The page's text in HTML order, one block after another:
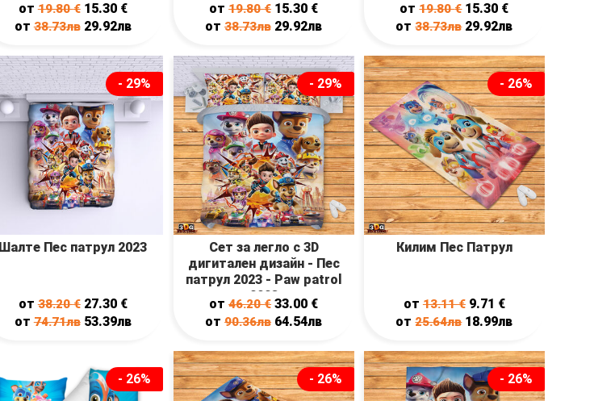
от19.80€ 15.30 €
от38.73лв 29.92лв
от19.80€ 15.30 €
от38.73лв 29.92лв
от19.80€ 15.30 €
от38.73лв 29.92лв
- 29%
Шалте Пес патрул 2023
от38.20€ 27.30 €
от74.71лв 53.39лв
- 29%
Сет за легло с 3D
дигитален дизайн - Пес
патрул 2023 - Paw patrol
2023
от46.20€ 33.00 €
от90.36лв 64.54лв
- 26%
Килим Пес Патрул
от13.11€ 9.71 €
от25.64лв 18.99лв
- 26% - 26% - 26%